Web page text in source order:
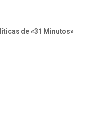
de «31 Minutos»